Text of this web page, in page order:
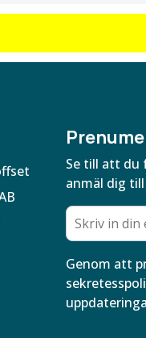
Se till att du
anmäl dig
Genom att